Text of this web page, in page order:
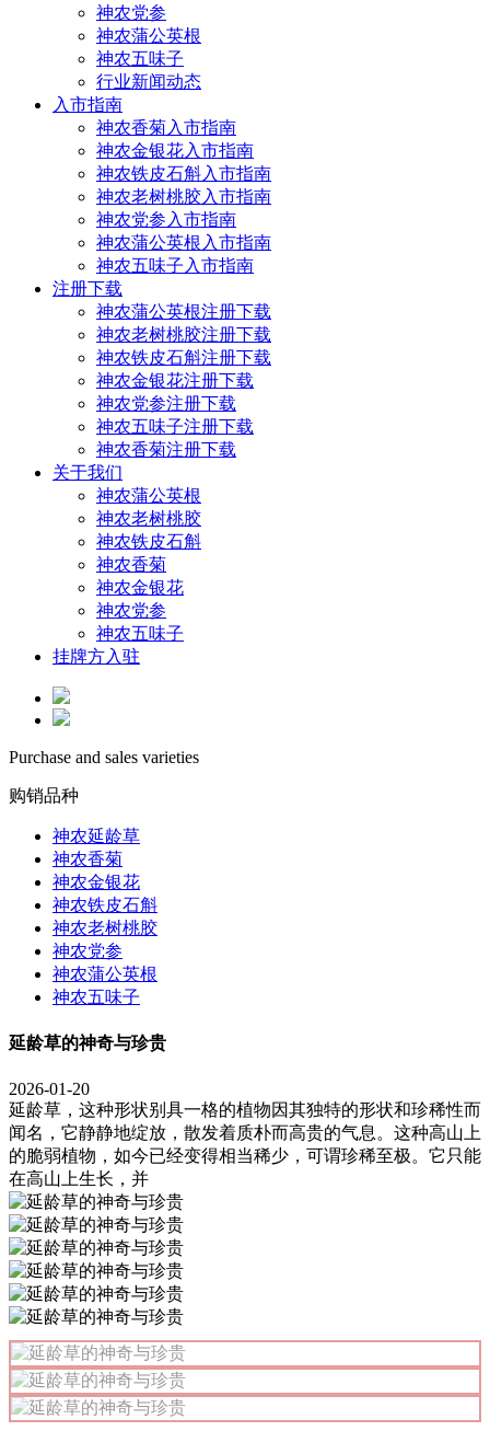
神农党参
神农蒲公英根
神农五味子
行业新闻动态
入市指南
神农香菊入市指南
神农金银花入市指南
神农铁皮石斛入市指南
神农老树桃胶入市指南
神农党参入市指南
神农蒲公英根入市指南
神农五味子入市指南
注册下载
神农蒲公英根注册下载
神农老树桃胶注册下载
神农铁皮石斛注册下载
神农金银花注册下载
神农党参注册下载
神农五味子注册下载
神农香菊注册下载
关于我们
神农蒲公英根
神农老树桃胶
神农铁皮石斛
神农香菊
神农金银花
神农党参
神农五味子
挂牌方入驻
Purchase and sales varieties
购销品种
神农延龄草
神农香菊
神农金银花
神农铁皮石斛
神农老树桃胶
神农党参
神农蒲公英根
神农五味子
延龄草的神奇与珍贵
2026-01-20
延龄草，这种形状别具一格的植物因其独特的形状和珍稀性而
闻名，它静静地绽放，散发着质朴而高贵的气息。这种高山上
的脆弱植物，如今已经变得相当稀少，可谓珍稀至极。它只能
在高山上生长，并